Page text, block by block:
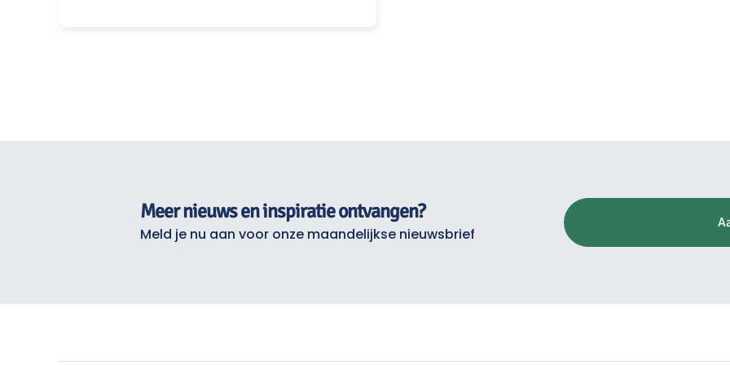
Meer nieuws en inspiratie ontvangen?
Meld je nu aan voor onze maandelijkse nieuwsbrief